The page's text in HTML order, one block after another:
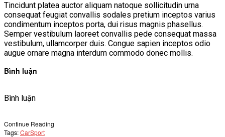
Tincidunt platea auctor aliquam natoque sollicitudin urna
consequat feugiat convallis sodales pretium inceptos varius
condimentum inceptos porta, dui risus magnis phasellus.
Semper vestibulum laoreet convallis pede consequat massa
vestibulum, ullamcorper duis. Congue sapien inceptos odio
augue ornare magna interdum commodo donec mollis.
Bình luận
Bình luận
Continue Reading
Tags:CarSport